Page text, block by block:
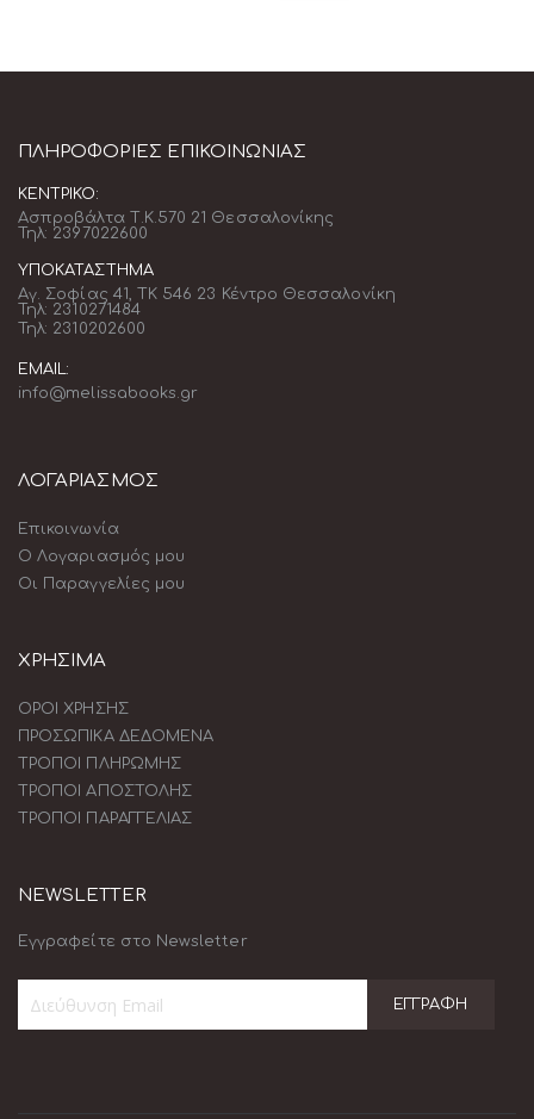
ΠΛΗΡΟΦΟΡΊΕΣ ΕΠΙΚΟΙΝΩΝΊΑΣ
ΚΕΝΤΡΙΚΌ:
Ασπροβάλτα Τ.Κ.570 21 Θεσσαλονίκης
Τηλ: 2397022600
ΥΠΟΚΑΤΆΣΤΗΜΑ
Αγ. Σοφίας 41, ΤΚ 546 23 Κέντρο Θεσσαλονίκη
Τηλ: 2310271484
Τηλ: 2310202600
EMAIL:
info@melissabooks.gr
ΛΟΓΑΡΙΑΣΜΟΣ
Επικοινωνία
Ο Λογαριασμός μου
Οι Παραγγελίες μου
ΧΡΗΣΙΜΑ
ΟΡΟΙ ΧΡΗΣΗΣ
ΠΡΟΣΩΠΙΚΑ ΔΕΔΟΜΕΝΑ
ΤΡΟΠΟΙ ΠΛΗΡΩΜΗΣ
ΤΡΟΠΟΙ ΑΠΟΣΤΟΛΗΣ
ΤΡΟΠΟΙ ΠΑΡΑΓΓΕΛΙΑΣ
NEWSLETTER
Εγγραφείτε στο Newsletter
ΕΓΓΡΑΦΉ